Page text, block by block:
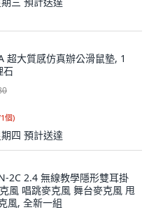
超大質感仿真辦公滑鼠墊, 1
石
個)
四 預計送達
2C 2.4 無線教學隱形雙耳掛
風 唱跳麥克風 舞台麥克風 甩
風, 全新一組